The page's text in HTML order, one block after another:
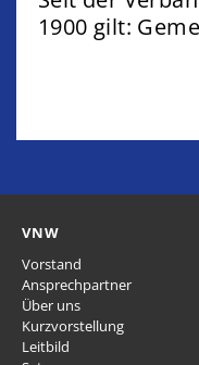
1900 gilt:
VNW
Vorstand
Ansprechpartner
Über uns
Kurzvorstellung
Leitbild